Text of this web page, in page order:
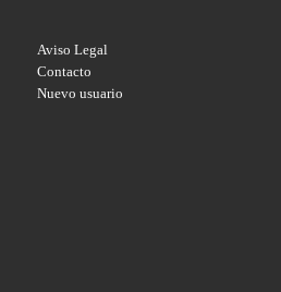
Aviso Legal
Contacto
Nuevo usuario